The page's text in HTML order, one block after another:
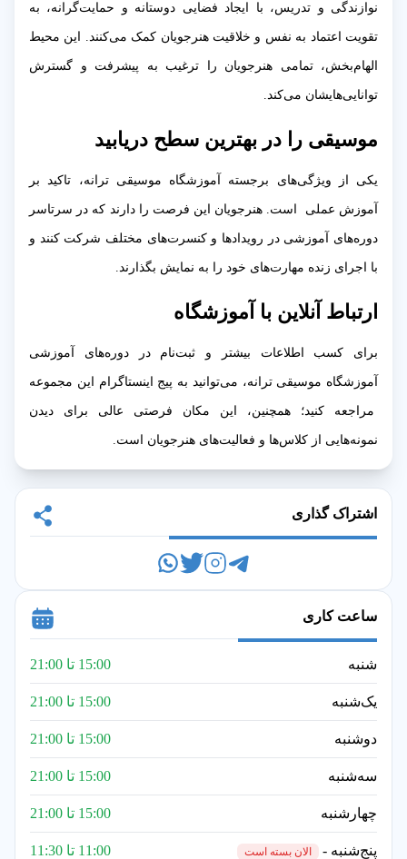
نوازندگی و تدریس، با ایجاد فضایی دوستانه و حمایت‌گرانه، به
تقویت اعتماد به نفس و خلاقیت هنرجویان کمک می‌کنند. این محیط
الهام‌بخش، تمامی هنرجویان را ترغیب به پیشرفت و گسترش
توانایی‌هایشان می‌کند.
موسیقی را در بهترین سطح دریابید
یکی از ویژگی‌های برجسته آموزشگاه موسیقی ترانه، تاکید بر
آموزش عملی است. هنرجویان این فرصت را دارند که در سرتاسر
دوره‌های آموزشی در رویدادها و کنسرت‌های مختلف شرکت کنند و
با اجرای زنده مهارت‌های خود را به نمایش بگذارند.
ارتباط آنلاین با آموزشگاه
برای کسب اطلاعات بیشتر و ثبت‌نام در دوره‌های آموزشی
آموزشگاه موسیقی ترانه، می‌توانید به پیج اینستاگرام این مجموعه
مراجعه کنید؛ همچنین، این مکان فرصتی عالی برای دیدن
نمونه‌هایی از کلاس‌ها و فعالیت‌های هنرجویان است.
اشتراک گذاری
ساعت کاری
شنبه 15:00 تا 21:00
یک‌شنبه 15:00 تا 21:00
دوشنبه 15:00 تا 21:00
سه‌شنبه 15:00 تا 21:00
چهارشنبه 15:00 تا 21:00
پنج‌شنبه - الان بسته است 11:00 تا 11:30